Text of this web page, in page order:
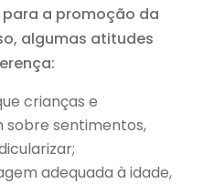
a promoção da
algumas atitudes
crianças e
sobre sentimentos,
adequada à idade,